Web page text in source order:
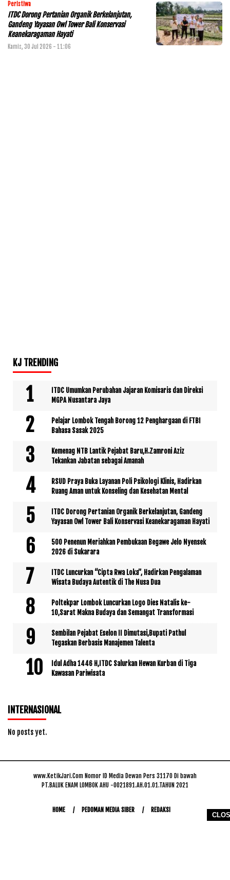
Peristiwa
ITDC Dorong Pertanian Organik Berkelanjutan,
Gandeng Yayasan Owl Tower Bali Konservasi
Keanekaragaman Hayati
Kamis, 30 Jul 2026 - 11:06
KJ TRENDING
ITDC Umumkan Perubahan Jajaran Komisaris dan Direksi
MGPA Nusantara Jaya
Pelajar Lombok Tengah Borong 12 Penghargaan di FTBI
Bahasa Sasak 2025
Kemenag NTB Lantik Pejabat Baru,H.Zamroni Aziz
Tekankan Jabatan sebagai Amanah
RSUD Praya Buka Layanan Poli Psikologi Klinis, Hadirkan
Ruang Aman untuk Konseling dan Kesehatan Mental
ITDC Dorong Pertanian Organik Berkelanjutan, Gandeng
Yayasan Owl Tower Bali Konservasi Keanekaragaman Hayati
500 Penenun Meriahkan Pembukaan Begawe Jelo Nyensek
2026 di Sukarara
ITDC Luncurkan “Cipta Rwa Loka”, Hadirkan Pengalaman
Wisata Budaya Autentik di The Nusa Dua
Poltekpar Lombok Luncurkan Logo Dies Natalis ke-
10,Sarat Makna Budaya dan Semangat Transformasi
Sembilan Pejabat Eselon II Dimutasi,Bupati Pathul
Tegaskan Berbasis Manajemen Talenta
Idul Adha 1446 H,ITDC Salurkan Hewan Kurban di Tiga
Kawasan Pariwisata
INTERNASIONAL
No posts yet.
www.KetikJari.Com Nomor ID Media Dewan Pers 31170 Di bawah
PT.BALUK ENAM LOMBOK AHU -0021891.AH.01.01.TAHUN 2021
HOME PEDOMAN MEDIA SIBER REDAKSI